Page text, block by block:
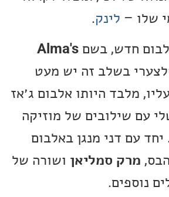
.
בשםAlma's
זה יש מעט
היותו אלבום ג׳אז
של מוזיקה
מנגן באלבום
ושורה של